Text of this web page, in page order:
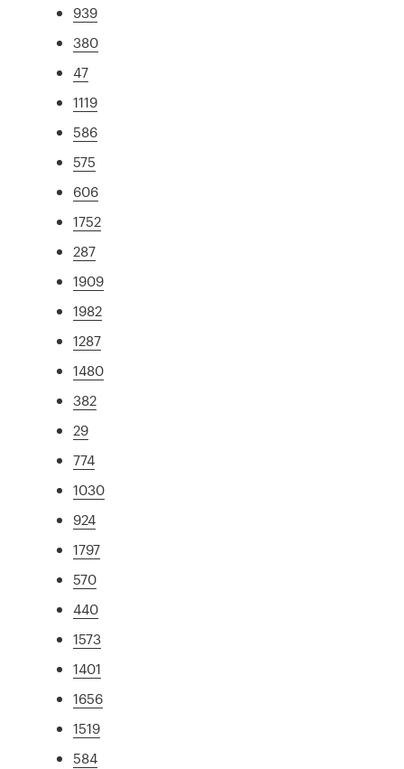
939
380
47
1119
586
575
606
1752
287
1909
1982
1287
1480
382
29
774
1030
924
1797
570
440
1573
1401
1656
1519
584